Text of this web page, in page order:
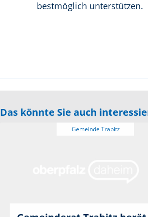
bestmöglich unterstützen.
Das könnte Sie auch